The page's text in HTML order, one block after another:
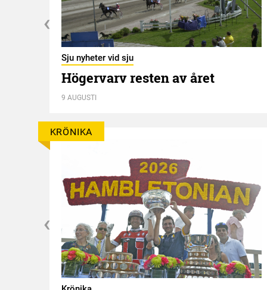
Sju nyheter vid sju
Högervarv resten av året
9 AUGUSTI
KRÖNIKA